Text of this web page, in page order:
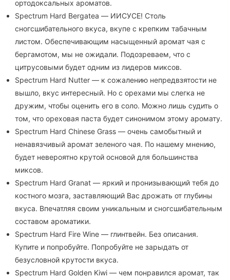
ортодоксальных ароматов.
Spectrum Hard Bergatea — ИИСУСЕ! Столь
сногсшибательного вкуса, вкупе с крепким табачным
листом. Обеспечивающим насыщенный аромат чая с
бергамотом, мы не ожидали. Подозреваем, что с
цитрусовыми будет одним из лидеров миксов.
Spectrum Hard Nutter — к сожалению непредвзятости не
вышло, вкус интересный. Но с орехами мы слегка не
дружим, чтобы оценить его в соло. Можно лишь судить о
том, что ореховая паста будет синонимом этому аромату.
Spectrum Hard Chinese Grass — очень самобытный и
ненавязчивый аромат зеленого чая. По нашему мнению,
будет невероятно крутой основой для большинства
миксов.
Spectrum Hard Granat — яркий и пронизывающий тебя до
костного мозга, заставляющий Вас дрожать от глубины
вкуса. Впечатляя своим уникальным и сногсшибательным
составом ароматики.
Spectrum Hard Fire Wine — глинтвейн. Без описания.
Купите и попробуйте. Попробуйте не зарыдать от
безусловной крутости вкуса.
Spectrum Hard Golden Kiwi — чем понравился аромат, так